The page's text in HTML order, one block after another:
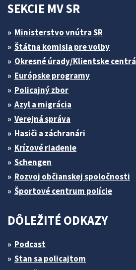
SEKCIE MV SR
Ministerstvo vnútra SR
Štátna komisia pre volby
Okresné úrady/Klientske centrá
Európske programy
Policajný zbor
Azyl a migrácia
Verejná správa
Hasiči a záchranári
Krízové riadenie
Schengen
Rozvoj občianskej spoločnosti
Športové centrum polície
DÔLEŽITÉ ODKAZY
Podcast
Stan sa policajtom